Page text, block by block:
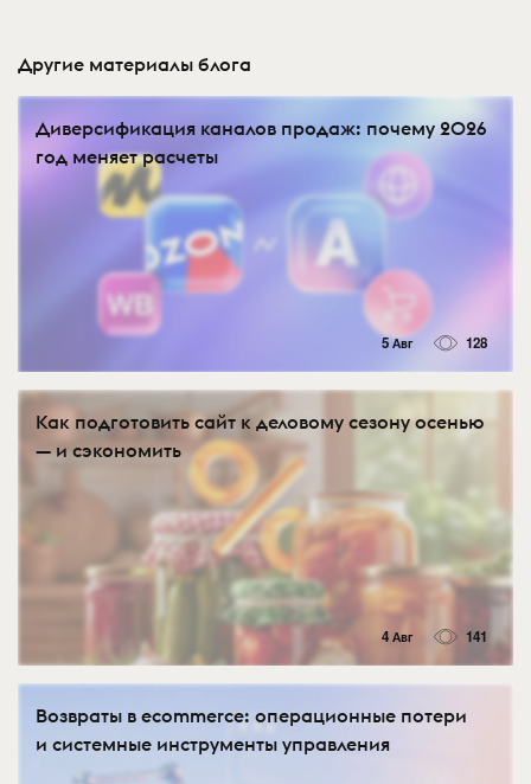
Другие материалы блога
Диверсификация каналов продаж: почему 2026
год меняет расчеты
5 Авг 128
Как подготовить сайт к деловому сезону осенью
— и сэкономить
4 Авг 141
Возвраты в ecommerce: операционные потери
и системные инструменты управления